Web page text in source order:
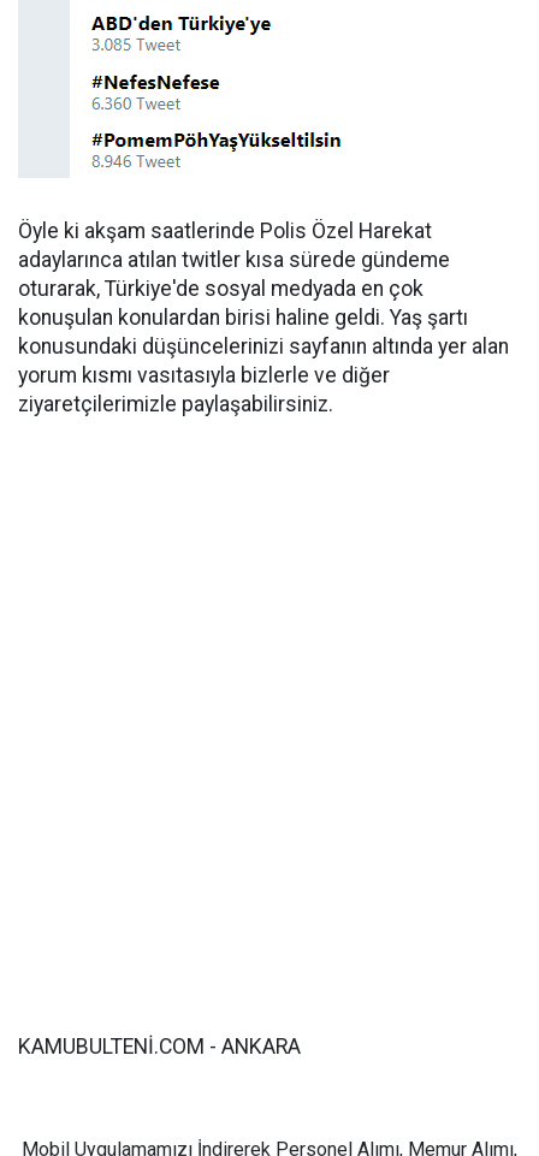
Öyle ki akşam saatlerinde Polis Özel Harekat
adaylarınca atılan twitler kısa sürede gündeme
oturarak, Türkiye'de sosyal medyada en çok
konuşulan konulardan birisi haline geldi. Yaş şartı
konusundaki düşüncelerinizi sayfanın altında yer alan
yorum kısmı vasıtasıyla bizlerle ve diğer
ziyaretçilerimizle paylaşabilirsiniz.
KAMUBULTENİ.COM - ANKARA
Mobil Uygulamamızı İndirerek Personel Alımı, Memur Alımı,